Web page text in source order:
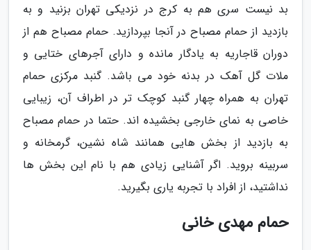
بد نیست سری هم به کرج در نزدیکی تهران بزنید و به
بازدید از حمام مصباح در آنجا بپردازید. حمام مصباح هم از
دوران قاجاریه به یادگار مانده و دارای آجرهای ختایی و
ملات گل آهک در بدنه خود می باشد. گنبد مرکزی حمام
تهران به همراه چهار گنبد کوچک تر در اطراف آن، زیبایی
خاصی به نمای خارجی بخشیده اند. حتما در حمام مصباح
به بازدید از بخش هایی همانند شاه نشین، گرمخانه و
سربینه بروید. اگر آشنایی زیادی هم با نام این بخش ها
نداشتید، از افراد با تجربه یاری بگیرید.
حمام مهدی خانی